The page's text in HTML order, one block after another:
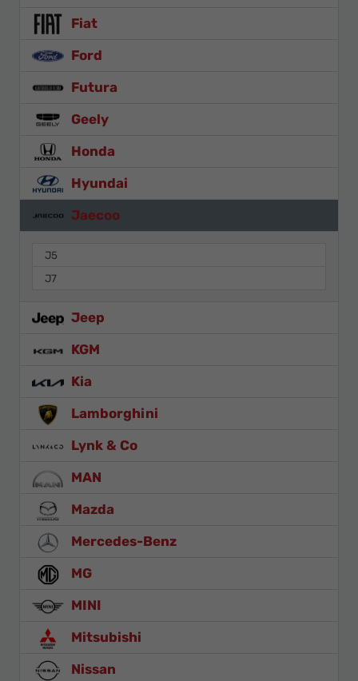
Fiat
Ford
Futura
Geely
Honda
Hyundai
Jaecoo
J5
J7
Jeep
KGM
Kia
Lamborghini
Lynk & Co
MAN
Mazda
Mercedes-Benz
MG
MINI
Mitsubishi
Nissan